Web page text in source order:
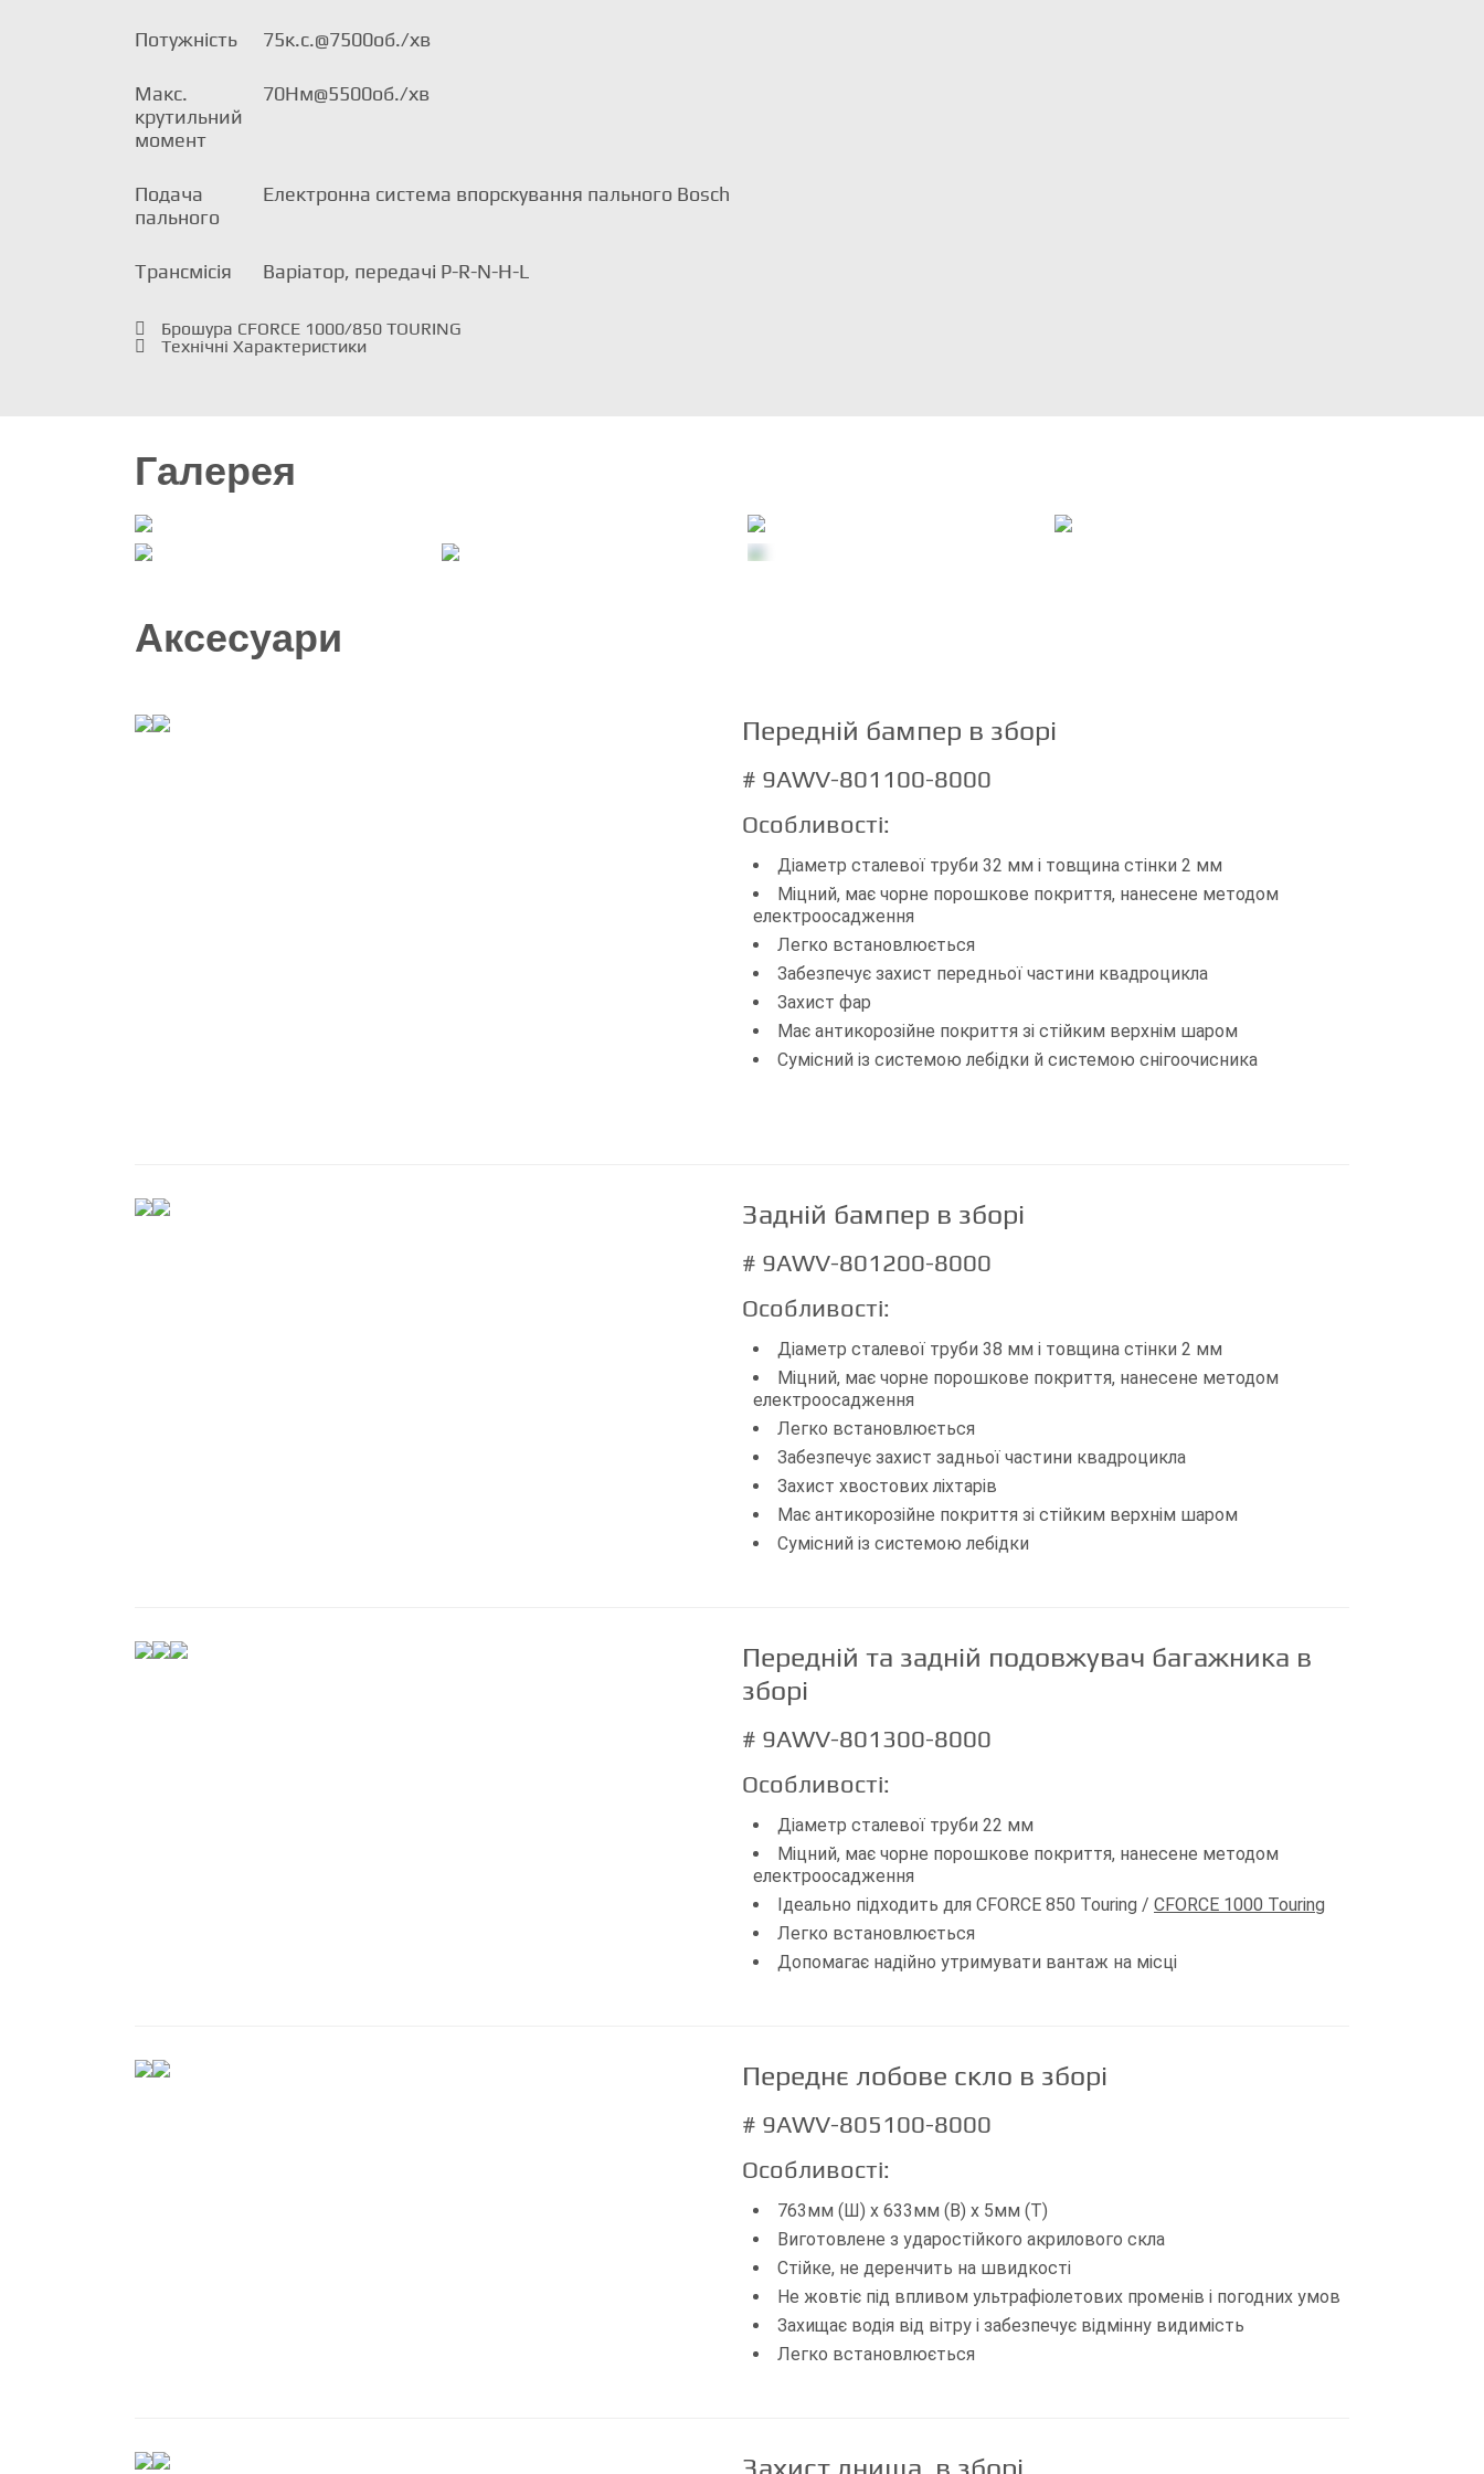
Потужність 75к.с.@7500об./хв
Макс.
крутильний
момент
70Нм@5500об./хв
Подача
пального
Електронна система впорскування пального Bosch
Трансмісія Варіатор, передачі P-R-N-H-L
Брошура CFORCE 1000/850 TOURING
Технічні Характеристики
Галерея
Аксесуари
Передній бампер в зборі
# 9AWV-801100-8000
Особливості:
Діаметр сталевої труби 32 мм і товщина стінки 2 мм
Міцний, має чорне порошкове покриття, нанесене методом
електроосадження
Легко встановлюється
Забезпечує захист передньої частини квадроцикла
Захист фар
Має антикорозійне покриття зі стійким верхнім шаром
Сумісний із системою лебідки й системою снігоочисника
Задній бампер в зборі
# 9AWV-801200-8000
Особливості:
Діаметр сталевої труби 38 мм і товщина стінки 2 мм
Міцний, має чорне порошкове покриття, нанесене методом
електроосадження
Легко встановлюється
Забезпечує захист задньої частини квадроцикла
Захист хвостових ліхтарів
Має антикорозійне покриття зі стійким верхнім шаром
Сумісний із системою лебідки
Передній та задній подовжувач багажника в
зборі
# 9AWV-801300-8000
Особливості:
Діаметр сталевої труби 22 мм
Міцний, має чорне порошкове покриття, нанесене методом
електроосадження
Ідеально підходить для CFORCE 850 Touring / CFORCE 1000 Touring
Легко встановлюється
Допомагає надійно утримувати вантаж на місці
Переднє лобове скло в зборі
# 9AWV-805100-8000
Особливості:
763мм (Ш) х 633мм (В) х 5мм (Т)
Виготовлене з ударостійкого акрилового скла
Стійке, не деренчить на швидкості
Не жовтіє під впливом ультрафіолетових променів і погодних умов
Захищає водія від вітру і забезпечує відмінну видимість
Легко встановлюється